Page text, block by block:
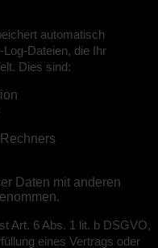
automatisch
Dateien, die Ihr
Dies sind:
Daten mit anderen
Art. 6 Abs. 1 lit. b DSGVO,
eines Vertrags oder